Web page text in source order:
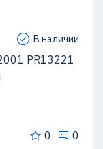
В наличии
PR13221
0 0